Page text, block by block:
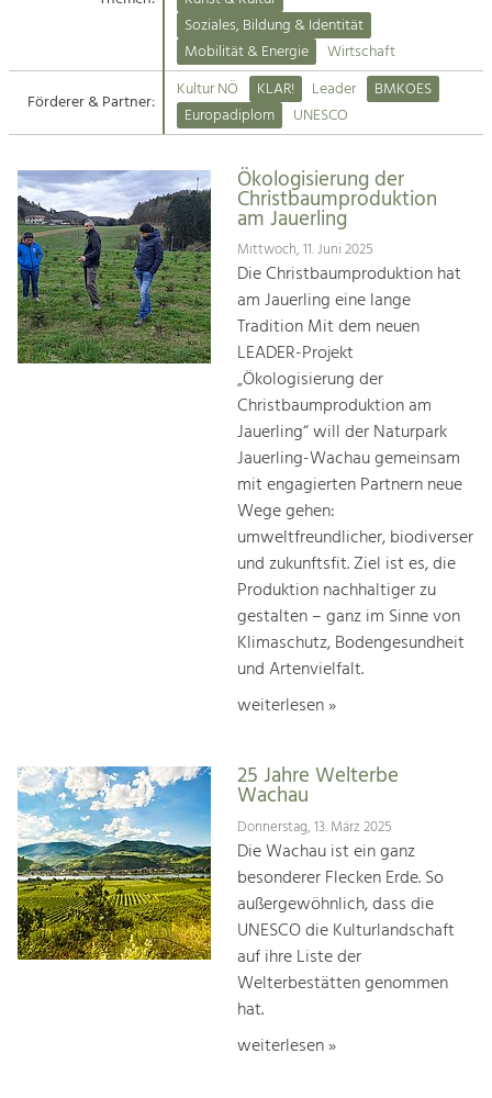
Suche
Impressum
Kontakt
Angebotsentwicklung und
Handwerk, Wissenschaft und Forschung.
Soziales, Bildung &
Identität
Gleichberechtigung, Jugend und
Integration
Mobilität & Energie
Klimawandel, öffentlicher Verkehr und
Steigerung regionaler Wertschöpfung
Soziales, Bildung & Identität
Mobilität & Energie
Wirtschaft
Förderer & Partner:
Kultur NÖ KLAR! Leader
BMKOES
Europadiplom
UNESCO
Ökologisierung der
Christbaumproduktion
am Jauerling
Mittwoch, 11. Juni 2025
Die Christbaumproduktion hat
am Jauerling eine lange
Tradition Mit dem neuen
LEADER-Projekt
„Ökologisierung der
Christbaumproduktion am
Jauerling“ will der Naturpark
Jauerling-Wachau gemeinsam
mit engagierten Partnern neue
Wege gehen:
umweltfreundlicher, biodiverser
und zukunftsfit. Ziel ist es, die
Produktion nachhaltiger zu
gestalten – ganz im Sinne von
Klimaschutz, Bodengesundheit
und Artenvielfalt.
weiterlesen »
25 Jahre Welterbe
Wachau
Donnerstag, 13. März 2025
Die Wachau ist ein ganz
besonderer Flecken Erde. So
außergewöhnlich, dass die
UNESCO die Kulturlandschaft
auf ihre Liste der
Welterbestätten genommen
hat.
weiterlesen »